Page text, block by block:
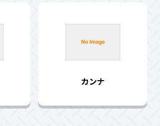
カンナ